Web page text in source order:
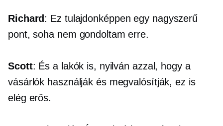
Richard: Ez tulajdonképpen egy nagyszerű
pont, soha nem gondoltam erre.
Scott: És a lakók is, nyilván azzal, hogy a
vásárlók használják és megvalósítják, ez is
elég erős.